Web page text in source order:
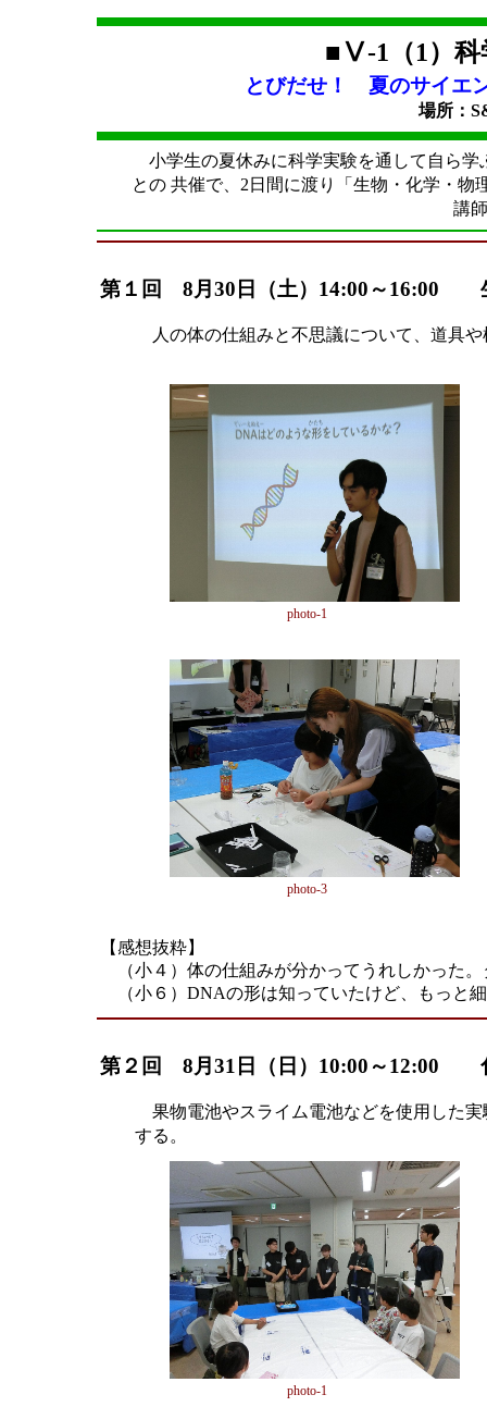
■Ⅴ-1（1）
とびだせ！ 夏のサイ
場所：
小学生の夏休みに科学実験を通して自ら学
との 共催で、2日間に渡り「生物・化学・物
講
第１回 8月30日（土）14:00～16:00
人の体の仕組みと不思議について、道具
photo-1
photo-3
【感想抜粋】
（小４）体の仕組みが分かってうれしかった
（小６）DNAの形は知っていたけど、もっと
第２回 8月31日（日）10:00～12:00
果物電池やスライム電池などを使用した
する。 ＜
photo-1